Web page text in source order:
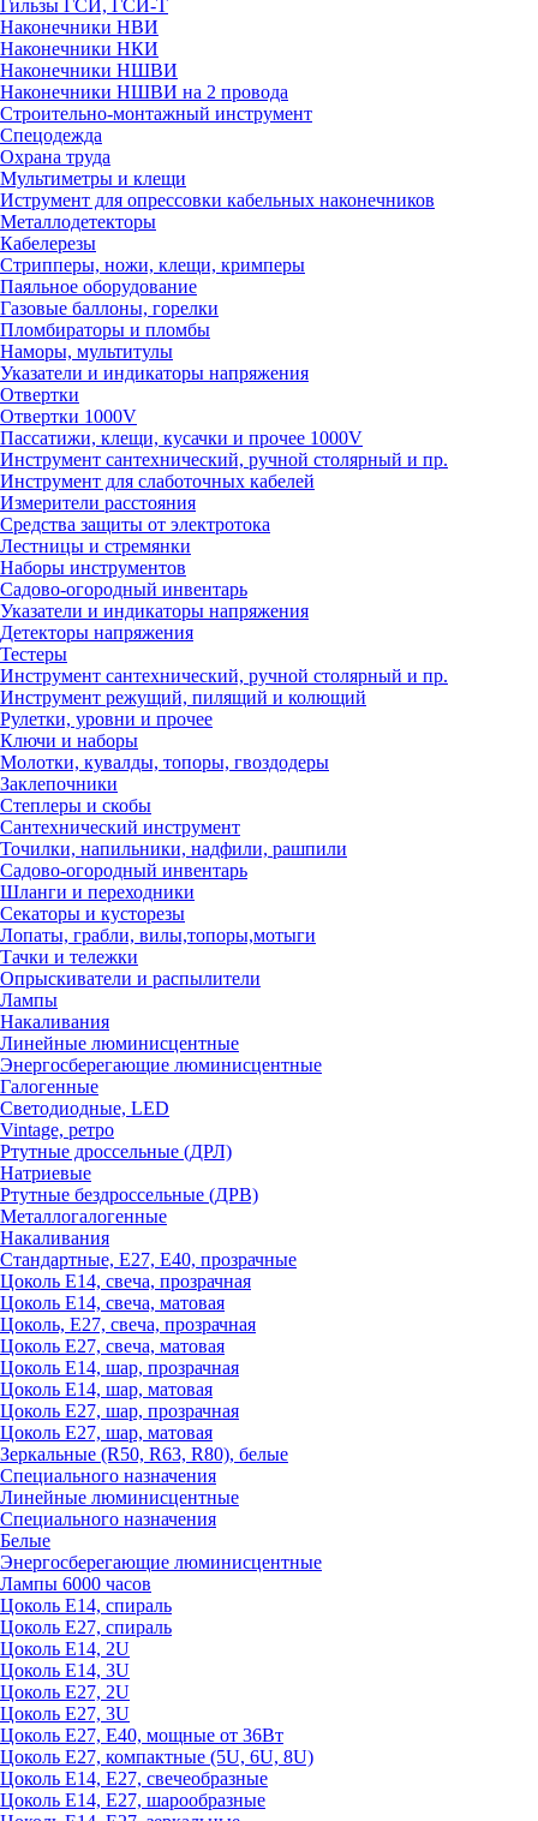
Гильзы ГСИ, ГСИ-Т
Наконечники НВИ
Наконечники НКИ
Наконечники НШВИ
Наконечники НШВИ на 2 провода
Строительно-монтажный инструмент
Спецодежда
Охрана труда
Мультиметры и клещи
Иструмент для опрессовки кабельных наконечников
Металлодетекторы
Кабелерезы
Стрипперы, ножи, клещи, кримперы
Паяльное оборудование
Газовые баллоны, горелки
Пломбираторы и пломбы
Наморы, мультитулы
Указатели и индикаторы напряжения
Отвертки
Отвертки 1000V
Пассатижи, клещи, кусачки и прочее 1000V
Инструмент сантехнический, ручной столярный и пр.
Инструмент для слаботочных кабелей
Измерители расстояния
Средства защиты от электротока
Лестницы и стремянки
Наборы инструментов
Садово-огородный инвентарь
Указатели и индикаторы напряжения
Детекторы напряжения
Тестеры
Инструмент сантехнический, ручной столярный и пр.
Инструмент режущий, пилящий и колющий
Рулетки, уровни и прочее
Ключи и наборы
Молотки, кувалды, топоры, гвоздодеры
Заклепочники
Степлеры и скобы
Сантехнический инструмент
Точилки, напильники, надфили, рашпили
Садово-огородный инвентарь
Шланги и переходники
Секаторы и кусторезы
Лопаты, грабли, вилы,топоры,мотыги
Тачки и тележки
Опрыскиватели и распылители
Лампы
Накаливания
Линейные люминисцентные
Энергосберегающие люминисцентные
Галогенные
Светодиодные, LED
Vintage, ретро
Ртутные дроссельные (ДРЛ)
Натриевые
Ртутные бездроссельные (ДРВ)
Металлогалогенные
Накаливания
Стандартные, Е27, Е40, прозрачные
Цоколь Е14, свеча, прозрачная
Цоколь Е14, свеча, матовая
Цоколь, Е27, свеча, прозрачная
Цоколь Е27, свеча, матовая
Цоколь Е14, шар, прозрачная
Цоколь Е14, шар, матовая
Цоколь Е27, шар, прозрачная
Цоколь Е27, шар, матовая
Зеркальные (R50, R63, R80), белые
Специального назначения
Линейные люминисцентные
Специального назначения
Белые
Энергосберегающие люминисцентные
Лампы 6000 часов
Цоколь Е14, спираль
Цоколь Е27, спираль
Цоколь Е14, 2U
Цоколь Е14, 3U
Цоколь Е27, 2U
Цоколь Е27, 3U
Цоколь Е27, Е40, мощные от 36Вт
Цоколь Е27, компактные (5U, 6U, 8U)
Цоколь Е14, Е27, свечеобразные
Цоколь Е14, Е27, шарообразные